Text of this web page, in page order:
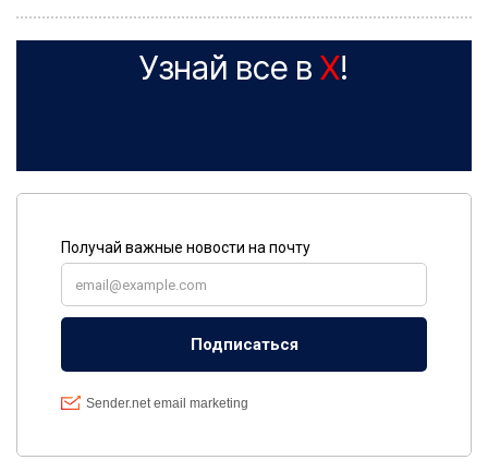
Узнай все в X!